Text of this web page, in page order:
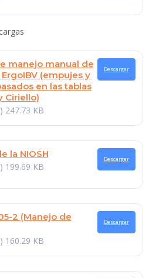
manejo manual de
(empujes y
en las tablas
Ciriello)
247.73 KB
Descargar
la NIOSH
199.69 KB
Descargar
2 (Manejo de
160.29 KB
Descargar